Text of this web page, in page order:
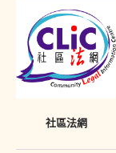
社區法網